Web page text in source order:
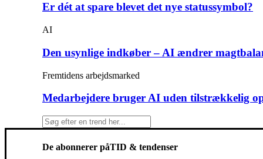
Er dét at spare blevet det nye statussymbol?
AI
Den usynlige indkøber – AI ændrer
Fremtidens arbejdsmarked
Medarbejdere bruger AI uden tilstrækkelig
De abonnerer påTID & tendenser